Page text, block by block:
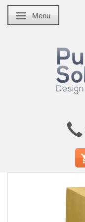
Skifte navigation
Menu